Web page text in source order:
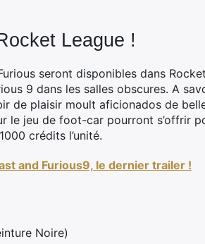
League !
seront disponibles dans
9 dans les salles obscures. A
de plaisir moult aficionados de
le jeu de foot-car pourront s’offrir
crédits l’unité.
and Furious9, le dernier trailer !
Noire)